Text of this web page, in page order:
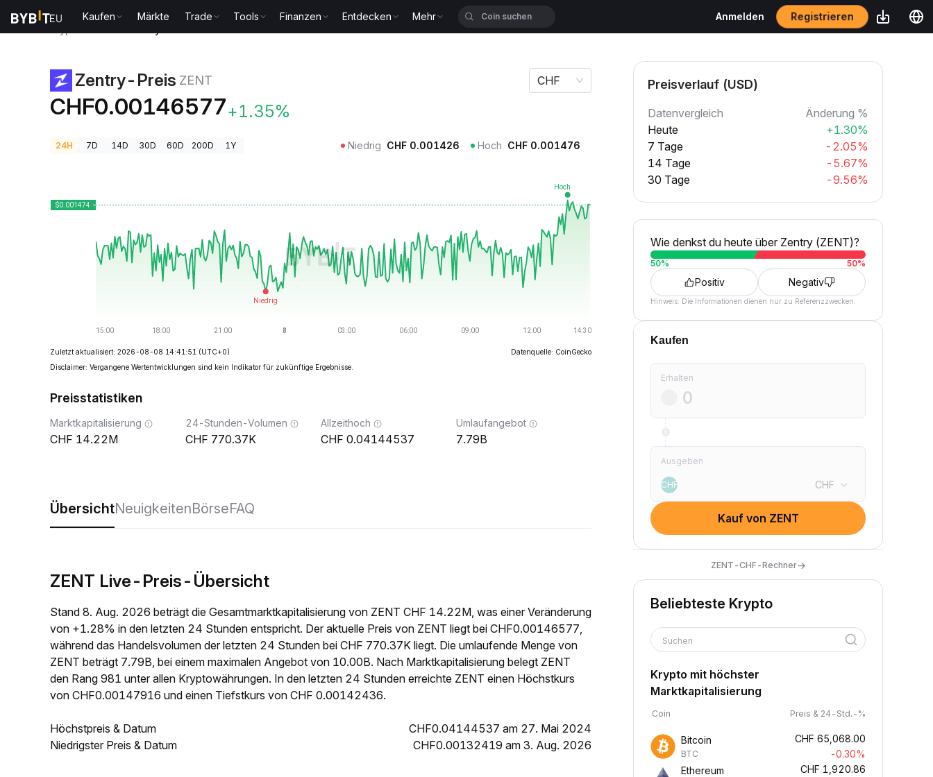
Kaufen Märkte Trade Tools Finanzen Entdecken Mehr Anmelden Registrieren
Zentry-Preis ZENT
CHF0.00146577+1.35%
CHF
24H 7D 14D 30D 60D 200D 1Y Niedrig CHF 0.001426 Hoch CHF 0.001476
Zuletzt aktualisiert: 2026-08-08 14:41:51 (UTC+0)
Datenquelle: CoinGecko
Disclaimer: Vergangene Wertentwicklungen sind kein Indikator für zukünftige Ergebnisse.
Preisstatistiken
Marktkapitalisierung
14.22M
24-Stunden-Volumen
770.37K
Allzeithoch
0.04144537
Umlaufangebot
7.79B
ÜbersichtNeuigkeitenBörseFAQ
ZENT Live-Preis-Übersicht
Stand 8. Aug. 2026 beträgt die Gesamtmarktkapitalisierung von ZENT CHF 14.22M, was einer Veränderung
von +1.28% in den letzten 24 Stunden entspricht. Der aktuelle Preis von ZENT liegt bei CHF0.00146577,
während das Handelsvolumen der letzten 24 Stunden bei CHF 770.37K liegt. Die umlaufende Menge von
ZENT beträgt 7.79B, bei einem maximalen Angebot von 10.00B. Nach Marktkapitalisierung belegt ZENT
den Rang 981 unter allen Kryptowährungen. In den letzten 24 Stunden erreichte ZENT einen Höchstkurs
von CHF0.00147916 und einen Tiefstkurs von CHF 0.00142436.
Höchstpreis & Datum
CHF0.04144537 am 27. Mai 2024
Niedrigster Preis & Datum
CHF0.00132419 am 3. Aug. 2026
Preisverlauf (USD)
Datenvergleich
Änderung %
Heute
+1.30%
7 Tage
-2.05%
14 Tage
-5.67%
30 Tage
-9.56%
Wie denkst du heute über Zentry (ZENT)?
50% 50%
Positiv Negativ
Hinweis: Die Informationen dienen nur zu Referenzzwecken.
Kaufen
Erhalten
Ausgeben
CHF CHF
Kauf von ZENT
ZENT-CHF-Rechner→
Beliebteste Krypto
Suchen
Krypto mit höchster
Marktkapitalisierung
Coin Preis & 24-Std.-%
Bitcoin
BTC
CHF 65,068.00
-0.30%
Ethereum
CHF 1,920.86